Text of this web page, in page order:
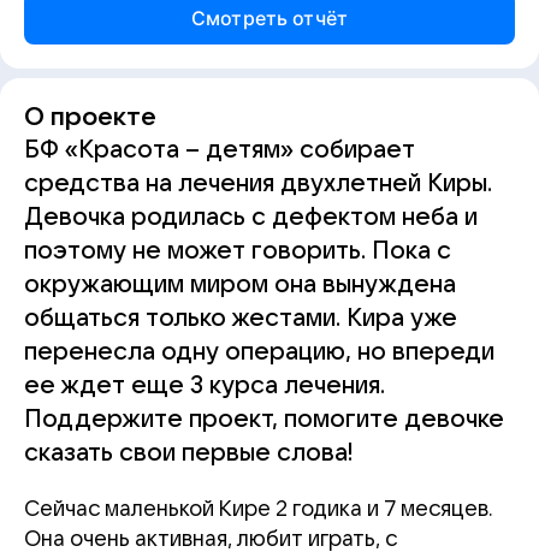
Смотреть отчёт
О проекте
БФ «Красота – детям» собирает
средства на лечения двухлетней Киры.
Девочка родилась с дефектом неба и
поэтому не может говорить. Пока с
окружающим миром она вынуждена
общаться только жестами. Кира уже
перенесла одну операцию, но впереди
ее ждет еще 3 курса лечения.
Поддержите проект, помогите девочке
сказать свои первые слова!
Сейчас маленькой Кире 2 годика и 7 месяцев.
Она очень активная, любит играть, с